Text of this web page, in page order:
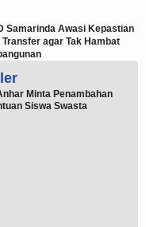
Samarinda Awasi Kepastian
Transfer agar Tak Hambat
Minta Penambahan
Siswa Swasta